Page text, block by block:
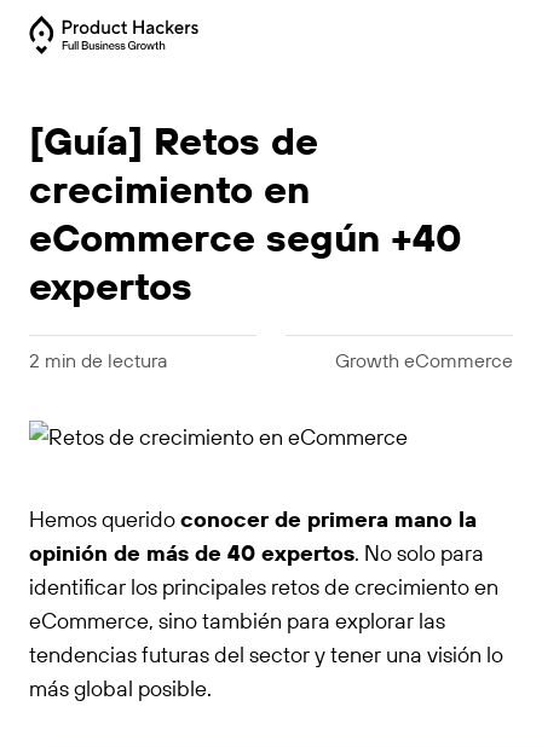
[Guía] Retos de
crecimiento en
eCommerce según +40
expertos
2 min de lectura Growth eCommerce
Hemos queridoconocer de primera mano la
opinión de más de 40 expertos. No solo para
identificar los principales retos de crecimiento en
eCommerce, sino también para explorar las
tendencias futuras del sector y tener una visión lo
más global posible.